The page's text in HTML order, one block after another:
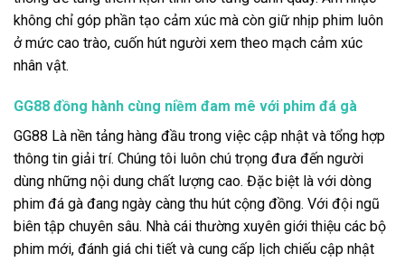
không chỉ góp phần tạo cảm xúc mà còn giữ nhịp phim luôn
ở mức cao trào, cuốn hút người xem theo mạch cảm xúc
nhân vật.
GG88 đồng hành cùng niềm đam mê với phim đá gà
GG88 Là nền tảng hàng đầu trong việc cập nhật và tổng hợp
thông tin giải trí. Chúng tôi luôn chú trọng đưa đến người
dùng những nội dung chất lượng cao. Đặc biệt là với dòng
phim đá gà đang ngày càng thu hút cộng đồng. Với đội ngũ
biên tập chuyên sâu. Nhà cái thường xuyên giới thiệu các bộ
phim mới, đánh giá chi tiết và cung cấp lịch chiếu cập nhật